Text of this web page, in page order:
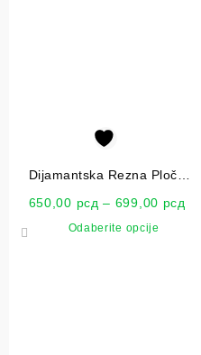
Dijamantska Rezna Ploča
650,00 рсд – 699,00 рсд
Odaberite opcije